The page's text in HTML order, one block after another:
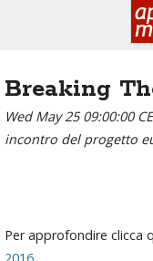
Breaking
Wed May 25 09:00:00
incontro del progetto
Per approfondire clicca